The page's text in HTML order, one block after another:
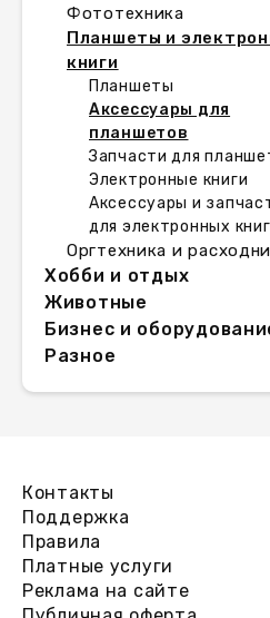
Фототехника
Планшеты и
книги
Планшеты
Аксессуары для
планшетов
Запчасти для
Электронные книги
Аксессуары и
для электронных книг
Оргтехника и
Хобби и отдых
Животные
Бизнес и
Разное
Контакты
Поддержка
Правила
Платные услуги
Реклама на сайте